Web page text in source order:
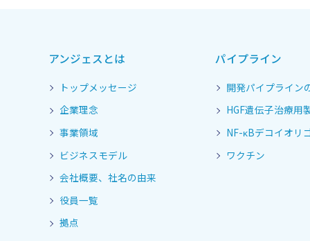
アンジェスとは
トップメッセージ
企業理念
事業領域
ビジネスモデル
会社概要、社名の由来
役員一覧
拠点
パイプライン
開発パイプライン
HGF遺伝子治療用
NF-κBデコイオリ
ワクチン